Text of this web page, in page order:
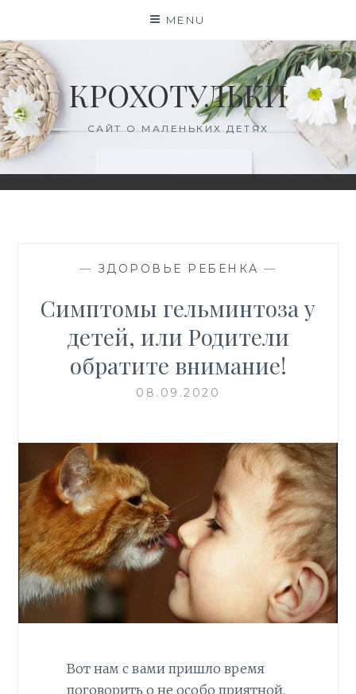
content
MENU
КРОХОТУЛЬКИ
САЙТ О МАЛЕНЬКИХ ДЕТЯХ
— ЗДОРОВЬЕ РЕБЕНКА —
Симптомы гельминтоза у
детей, или Родители
обратите внимание!
08.09.2020
Вот нам с вами пришло время
поговорить о не особо приятной,